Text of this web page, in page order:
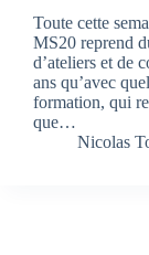
Toute cette
MS20 reprend
d’ateliers et de
ans qu’avec
formation, qui
que…
Nicolas